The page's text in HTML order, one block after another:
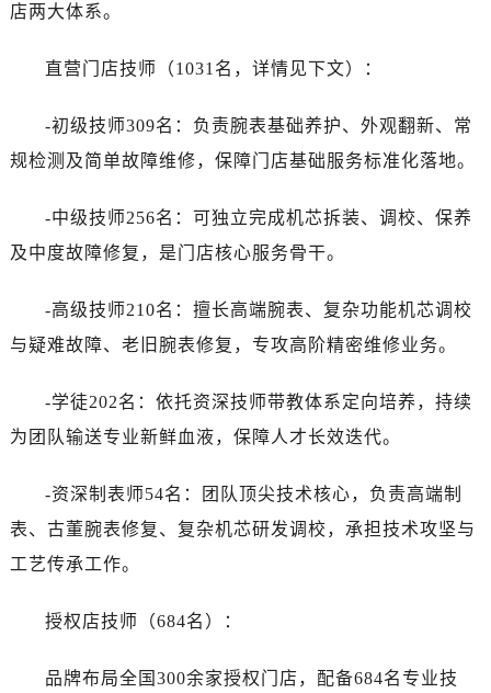
店两大体系。
直营门店技师（1031名，详情见下文）：
-初级技师309名：负责腕表基础养护、外观翻新、常
规检测及简单故障维修，保障门店基础服务标准化落地。
-中级技师256名：可独立完成机芯拆装、调校、保养
及中度故障修复，是门店核心服务骨干。
-高级技师210名：擅长高端腕表、复杂功能机芯调校
与疑难故障、老旧腕表修复，专攻高阶精密维修业务。
-学徒202名：依托资深技师带教体系定向培养，持续
为团队输送专业新鲜血液，保障人才长效迭代。
-资深制表师54名：团队顶尖技术核心，负责高端制
表、古董腕表修复、复杂机芯研发调校，承担技术攻坚与
工艺传承工作。
授权店技师（684名）：
品牌布局全国300余家授权门店，配备684名专业技